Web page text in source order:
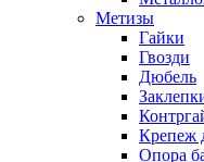
Метизы
Гайки
Гвозди
Дюбель
Крепеж
Опора